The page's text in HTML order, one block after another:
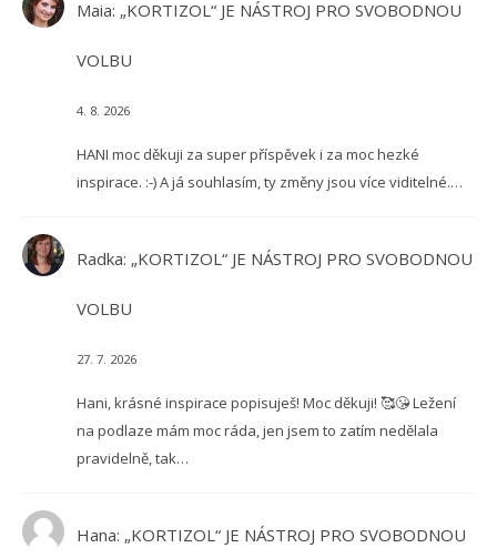
Maia: „KORTIZOL“ JE NÁSTROJ PRO SVOBODNOU
VOLBU
4. 8. 2026
HANI moc děkuji za super příspěvek i za moc hezké
inspirace. :-) A já souhlasím, ty změny jsou více viditelné.…
Radka: „KORTIZOL“ JE NÁSTROJ PRO SVOBODNOU
VOLBU
27. 7. 2026
Hani, krásné inspirace popisuješ! Moc děkuji! 🥰😘 Ležení
na podlaze mám moc ráda, jen jsem to zatím nedělala
pravidelně, tak…
Hana: „KORTIZOL“ JE NÁSTROJ PRO SVOBODNOU